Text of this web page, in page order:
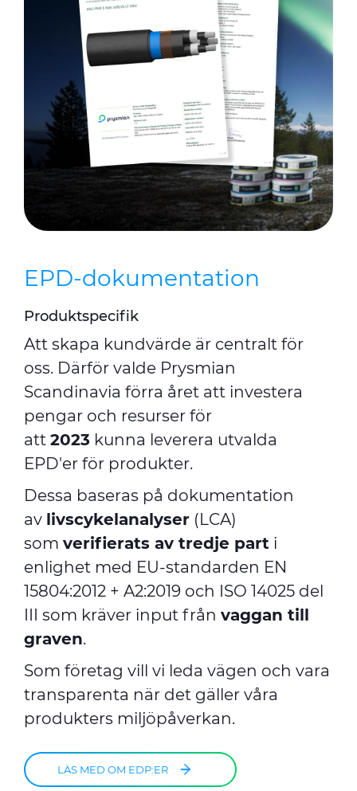
EPD-dokumentation
Produktspecifik
Att skapa kundvärde är centralt för
oss. Därför valde Prysmian
Scandinavia förra året att investera
pengar och resurser för
att 2023 kunna leverera utvalda
EPD'er för produkter.
Dessa baseras på dokumentation
av livscykelanalyser (LCA)
som verifierats av tredje part i
enlighet med EU-standarden EN
15804:2012 + A2:2019 och ISO 14025 del
III som kräver input från vaggan till
graven.
Som företag vill vi leda vägen och vara
transparenta när det gäller våra
produkters miljöpåverkan.
LÄS MED OM EDP:ER